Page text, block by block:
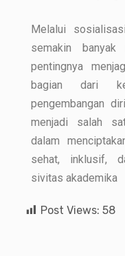
Melalui
semakin banyak
pentingnya
bagian dari
pengembangan
menjadi salah
dalam
sehat, inklusif,
sivitas akademika
Post Views: 58